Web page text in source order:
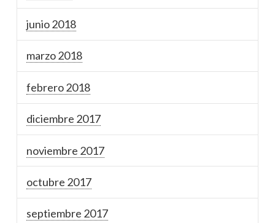
junio 2018
marzo 2018
febrero 2018
diciembre 2017
noviembre 2017
octubre 2017
septiembre 2017